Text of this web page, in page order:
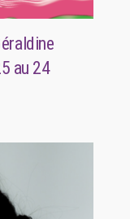
au 24